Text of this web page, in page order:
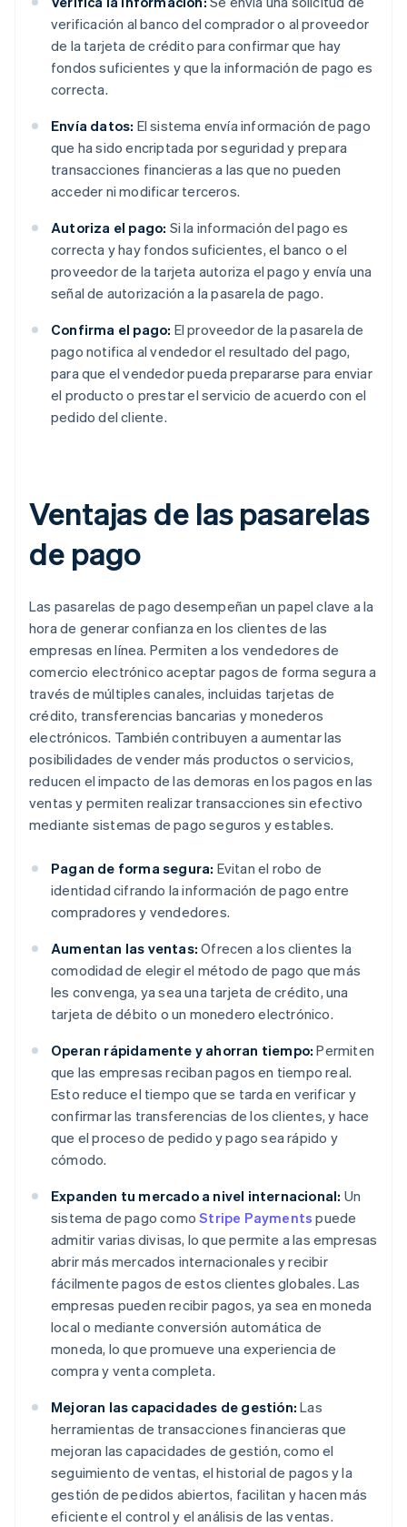
verificación al banco del comprador o al proveedor
de la tarjeta de crédito para confirmar que hay
fondos suficientes y que la información de pago es
correcta.
Envía datos: El sistema envía información de pago
que ha sido encriptada por seguridad y prepara
transacciones financieras a las que no pueden
acceder ni modificar terceros.
Autoriza el pago: Si la información del pago es
correcta y hay fondos suficientes, el banco o el
proveedor de la tarjeta autoriza el pago y envía una
señal de autorización a la pasarela de pago.
Confirma el pago: El proveedor de la pasarela de
pago notifica al vendedor el resultado del pago,
para que el vendedor pueda prepararse para enviar
el producto o prestar el servicio de acuerdo con el
pedido del cliente.
Ventajas de las pasarelas
de pago
Las pasarelas de pago desempeñan un papel clave a la
hora de generar confianza en los clientes de las
empresas en línea. Permiten a los vendedores de
comercio electrónico aceptar pagos de forma segura a
través de múltiples canales, incluidas tarjetas de
crédito, transferencias bancarias y monederos
electrónicos. También contribuyen a aumentar las
posibilidades de vender más productos o servicios,
reducen el impacto de las demoras en los pagos en las
ventas y permiten realizar transacciones sin efectivo
mediante sistemas de pago seguros y estables.
Pagan de forma segura: Evitan el robo de
identidad cifrando la información de pago entre
compradores y vendedores.
Aumentan las ventas: Ofrecen a los clientes la
comodidad de elegir el método de pago que más
les convenga, ya sea una tarjeta de crédito, una
tarjeta de débito o un monedero electrónico.
Operan rápidamente y ahorran tiempo: Permiten
que las empresas reciban pagos en tiempo real.
Esto reduce el tiempo que se tarda en verificar y
confirmar las transferencias de los clientes, y hace
que el proceso de pedido y pago sea rápido y
cómodo.
Expanden tu mercado a nivel internacional: Un
sistema de pago comoStripe Payments puede
admitir varias divisas, lo que permite a las empresas
abrir más mercados internacionales y recibir
fácilmente pagos de estos clientes globales. Las
empresas pueden recibir pagos, ya sea en moneda
local o mediante conversión automática de
moneda, lo que promueve una experiencia de
compra y venta completa.
Mejoran las capacidades de gestión: Las
herramientas de transacciones financieras que
mejoran las capacidades de gestión, como el
seguimiento de ventas, el historial de pagos y la
gestión de pedidos abiertos, facilitan y hacen más
eficiente el control y el análisis de las ventas.